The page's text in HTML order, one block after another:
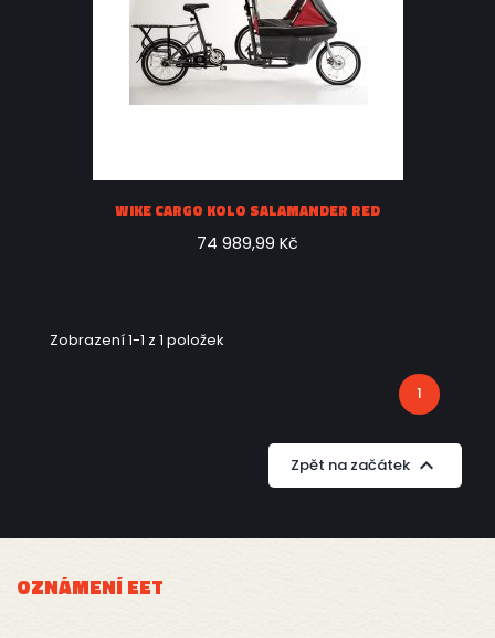
WIKE CARGO KOLO SALAMANDER RED
74 989,99 Kč
Zobrazení 1-1 z 1 položek
1
Zpět na začátek 
OZNÁMENÍ EET